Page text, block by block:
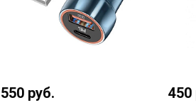
550 руб. 450